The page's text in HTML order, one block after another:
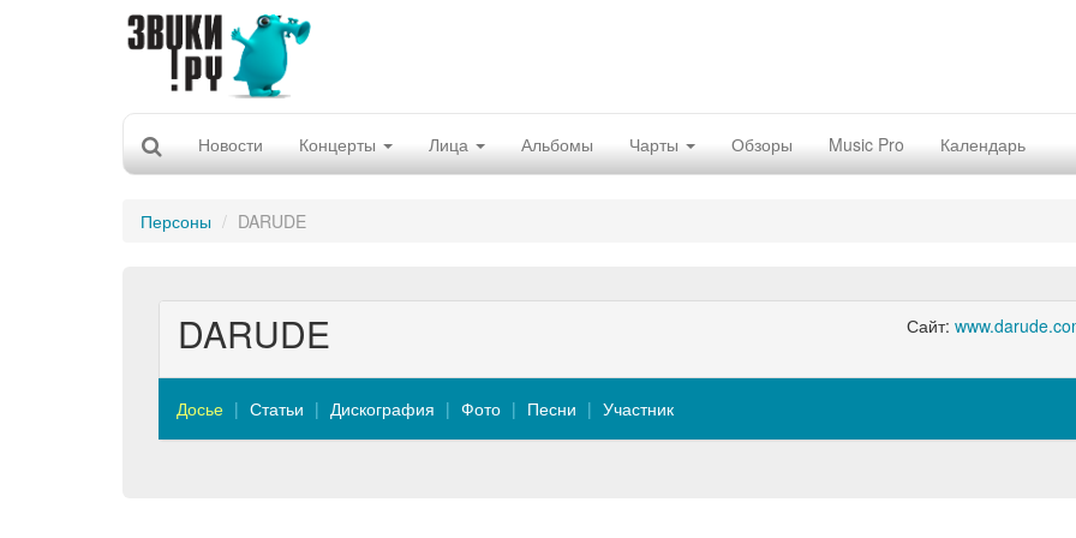
Новости Концерты Лица Альбомы Чарты Обзоры Music Pro Календарь
Персоны DARUDE
Сайт:
DARUDE
Досье Статьи Дискография Фото Песни Участник